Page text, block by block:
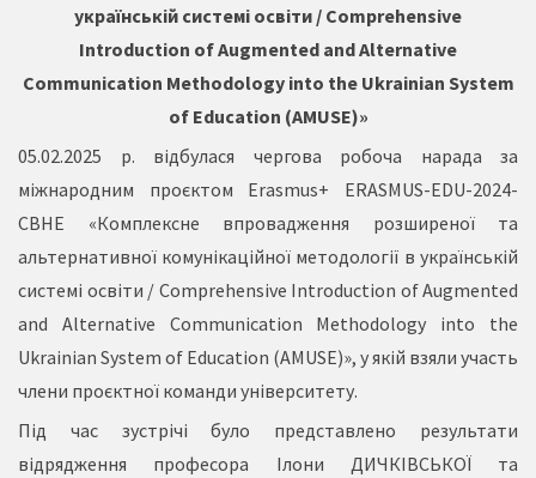
українській системі освіти / Comprehensive
Introduction of Augmented and Alternative
Communication Methodology into the Ukrainian System
of Education (AMUSE)»
05.02.2025 р. відбулася чергова робоча нарада за
міжнародним проєктом Erasmus+ ERASMUS-EDU-2024-
CBHE «Комплексне впровадження розширеної та
альтернативної комунікаційної методології в українській
системі освіти / Comprehensive Introduction of Augmented
and Alternative Communication Methodology into the
Ukrainian System of Education (AMUSE)», у якій взяли участь
члени проєктної команди університету.
Під час зустрічі було представлено результати
відрядження професора Ілони ДИЧКІВСЬКОЇ та